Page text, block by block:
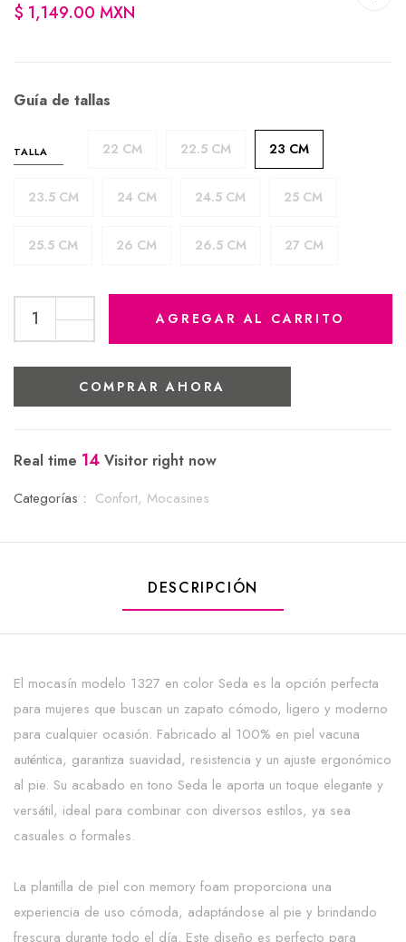
$ 1,149.00 MXN
Guía de tallas
TALLA 22 CM 22.5 CM 23 CM
23.5 CM 24 CM 24.5 CM 25 CM
25.5 CM 26 CM 26.5 CM 27 CM
AGREGAR AL CARRITO
COMPRAR AHORA
Real time 14 Visitor right now
Categorías : Confort, Mocasines
DESCRIPCIÓN
El mocasín modelo 1327 en color Seda es la opción perfecta
para mujeres que buscan un zapato cómodo, ligero y moderno
para cualquier ocasión. Fabricado al 100% en piel vacuna
auténtica, garantiza suavidad, resistencia y un ajuste ergonómico
al pie. Su acabado en tono Seda le aporta un toque elegante y
versátil, ideal para combinar con diversos estilos, ya sea
casuales o formales.
La plantilla de piel con memory foam proporciona una
experiencia de uso cómoda, adaptándose al pie y brindando
frescura durante todo el día. Este diseño es perfecto para